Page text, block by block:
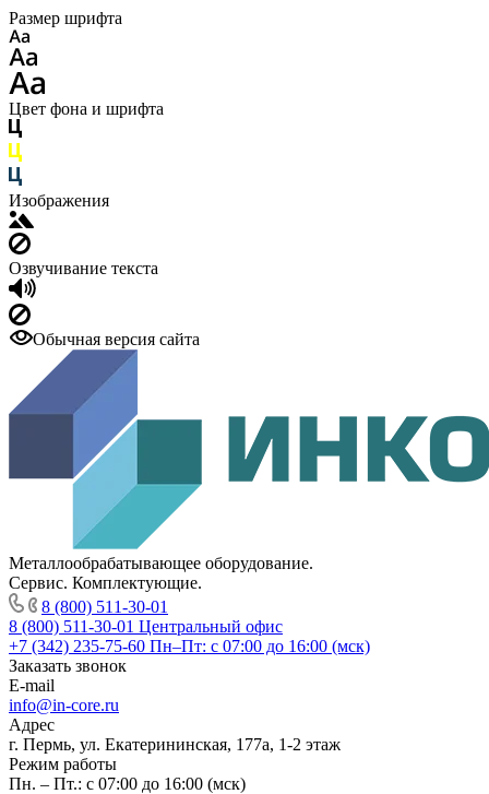
Размер шрифта
Цвет фона и шрифта
Изображения
Озвучивание текста
Обычная версия сайта
Металлообрабатывающее оборудование.
Сервис. Комплектующие.
8 (800) 511-30-01
8 (800) 511-30-01 Центральный офис
+7 (342) 235-75-60 Пн–Пт: с 07:00 до 16:00 (мск)
Заказать звонок
E-mail
info@in-core.ru
Адрес
г. Пермь, ул. ​Екатерининская, 177а, ​1-2 этаж
Режим работы
Пн. – Пт.: с 07:00 до 16:00 (мск)